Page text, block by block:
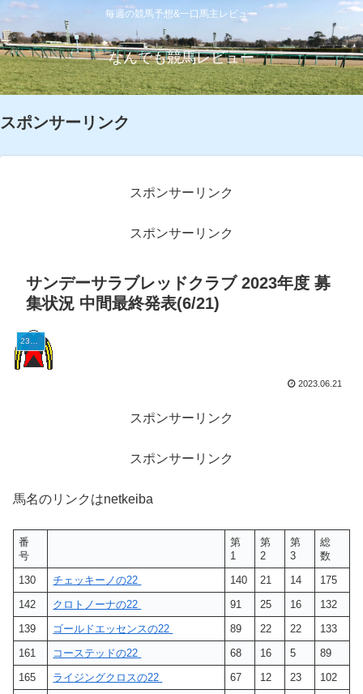
毎週の競馬予想&一口馬主レビュー
なんでも競馬レビュー
スポンサーリンク
スポンサーリンク
スポンサーリンク
サンデーサラブレッドクラブ 2023年度 募
集状況 中間最終発表(6/21)
2023.06.21
スポンサーリンク
スポンサーリンク
馬名のリンクはnetkeiba
番
号
第
1
第
2
第
3
総
数
130
チェッキーノの22 140 21 14
175
142
クロトノーナの22 91 25 16
132
139
ゴールドエッセンスの22 89 22 22
133
161
コーステッドの22 68 16 5
89
165
ライジングクロスの22 67 12 23
102